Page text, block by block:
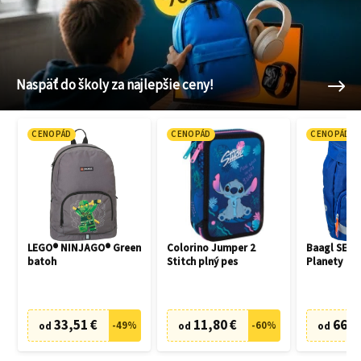
Naspäť do školy za najlepšie ceny!
CENOPÁD
LEGO® NINJAGO® Green
batoh
od 33,51 € -49%
CENOPÁD
Colorino Jumper 2
Stitch plný pes
od 11,80 € -60%
CENOPÁD
Baagl SET
Planety
od